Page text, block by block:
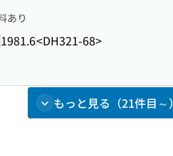
あり
1981.6<DH321-68>
もっと見る（21件目～）